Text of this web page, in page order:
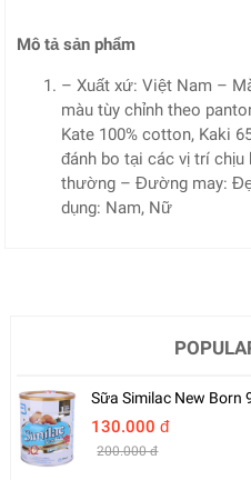
Mô tả sản phẩm
– Xuất xứ: Việt Nam –
màu tùy chỉnh theo
Kate 100% cotton, Kaki
đánh bo tại các vị trí
thường – Đường may:
dụng: Nam, Nữ
Sữa Similac New Born
130.000 đ
200.000 đ